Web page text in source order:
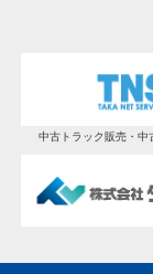
中古トラック販売・中